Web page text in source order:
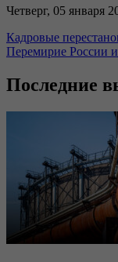
Четверг, 05 января
Кадровые
Перемирие России
Последние